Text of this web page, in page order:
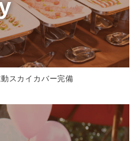
スカイカバー完備